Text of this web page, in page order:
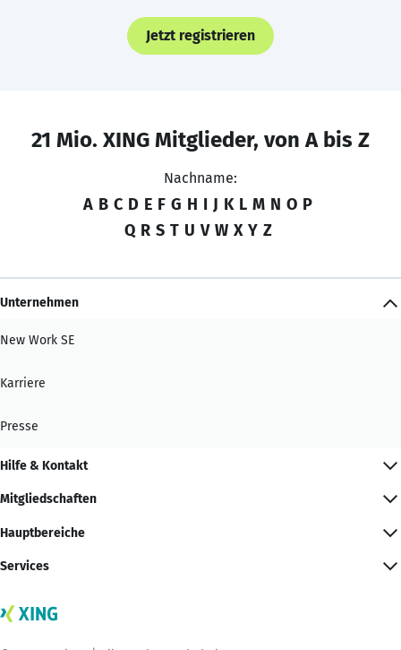
Jetzt registrieren
21 Mio. XING Mitglieder, von A bis Z
Nachname:
A B C D E F G H I J K L M N O P
Q R S T U V W X Y Z
Unternehmen
New Work SE
Karriere
Presse
Hilfe & Kontakt
Mitgliedschaften
Hauptbereiche
Services